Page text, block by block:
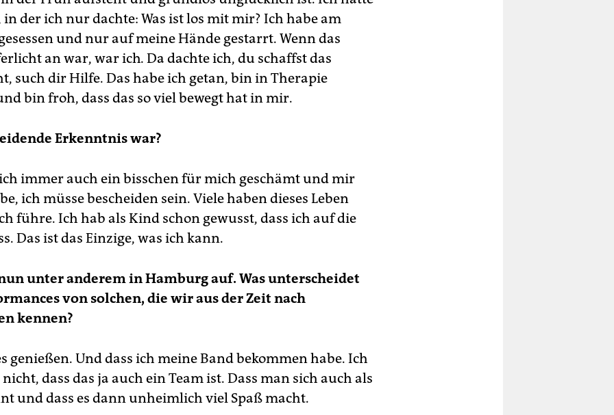
in der ich nur dachte: Was ist los mit mir? Ich habe am
und nur auf meine Hände gestarrt. Wenn das
an war, war ich. Da dachte ich, du schaffst das
such dir Hilfe. Das habe ich getan, bin in Therapie
bin froh, dass das so viel bewegt hat in mir.
Erkenntnis war?
immer auch ein bisschen für mich geschämt und mir
ich müsse bescheiden sein. Viele haben dieses Leben
führe. Ich hab als Kind schon gewusst, dass ich auf die
Das ist das Einzige, was ich kann.
unter anderem in Hamburg auf. Was unterscheidet
von solchen, die wir aus der Zeit nach
kennen?
genießen. Und dass ich meine Band bekommen habe. Ich
dass das ja auch ein Team ist. Dass man sich auch als
und dass es dann unheimlich viel Spaß macht.